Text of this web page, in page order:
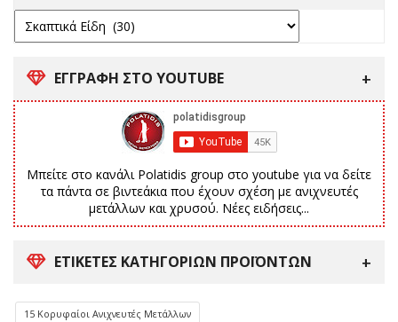
ΕΓΓΡΑΦΗ ΣΤΟ YOUTUBE
Μπείτε στο κανάλι Polatidis group στο youtube για να δείτε
τα πάντα σε βιντεάκια που έχουν σχέση με ανιχνευτές
μετάλλων και χρυσού. Νέες ειδήσεις...
ΕΤΙΚΈΤΕΣ ΚΑΤΗΓΟΡΙΏΝ ΠΡΟΪΌΝΤΩΝ
15 Κορυφαίοι Ανιχνευτές Μετάλλων